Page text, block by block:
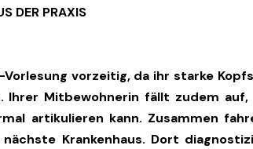
DER PRAXIS
Vorlesung vorzeitig, da ihr starke
Ihrer Mitbewohnerin fällt zudem auf,
artikulieren kann. Zusammen
Krankenhaus. Dort